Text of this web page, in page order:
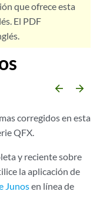
que ofrece esta
El PDF
arrow_backward arrow_forward
corregidos en esta
QFX.
y reciente sobre
la aplicación de
Junosen línea de